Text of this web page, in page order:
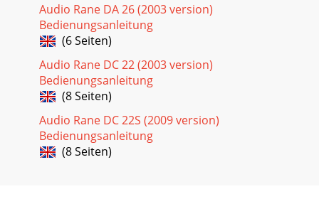
Audio Rane DA 26 (2003 version)
Bedienungsanleitung
(6 Seiten)
Audio Rane DC 22 (2003 version)
Bedienungsanleitung
(8 Seiten)
Audio Rane DC 22S (2009 version)
Bedienungsanleitung
(8 Seiten)